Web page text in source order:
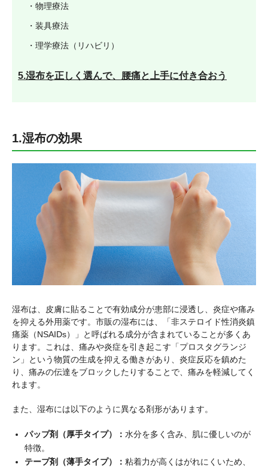
・物理療法
・装具療法
・理学療法（リハビリ）
5.湿布を正しく選んで、腰痛と上手に付き合おう
1.湿布の効果
湿布は、皮膚に貼ることで有効成分が患部に浸透し、炎症や痛み
を抑える外用薬です。市販の湿布には、「非ステロイド性消炎鎮
痛薬（NSAIDs）」と呼ばれる成分が含まれていることが多くあ
ります。これは、痛みや炎症を引き起こす「プロスタグランジ
ン」という物質の生成を抑える働きがあり、炎症反応を鎮めた
り、痛みの伝達をブロックしたりすることで、痛みを軽減してく
れます。
また、湿布には以下のように異なる剤形があります。
パップ剤（厚手タイプ）： 水分を多く含み、肌に優しいのが
特徴。
テープ剤（薄手タイプ）： 粘着力が高くはがれにくいため、